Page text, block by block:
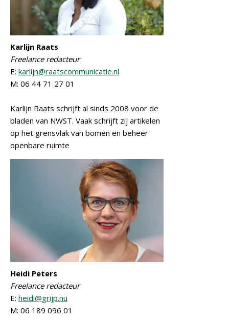
Karlijn Raats
Freelance redacteur
E: karlijn@raatscommunicatie.nl
M: 06 44 71 27 01
Karlijn Raats schrijft al sinds 2008 voor de
bladen van NWST. Vaak schrijft zij artikelen
op het grensvlak van bomen en beheer
openbare ruimte
Heidi Peters
Freelance redacteur
E: heidi@grijp.nu
M: 06 189 096 01